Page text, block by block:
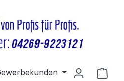
hast 0 Produkte auf dem